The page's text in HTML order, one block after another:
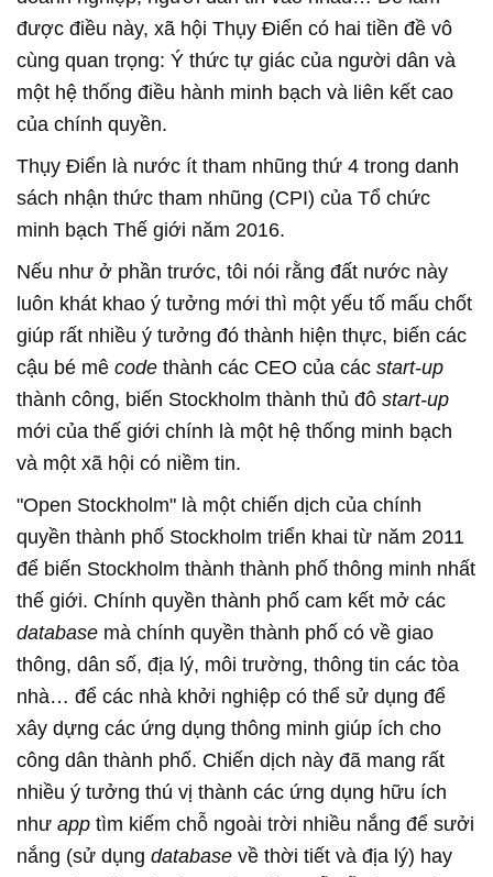
được điều này, xã hội Thụy Điển có hai tiền đề vô
cùng quan trọng: Ý thức tự giác của người dân và
một hệ thống điều hành minh bạch và liên kết cao
của chính quyền.
Thụy Điển là nước ít tham nhũng thứ 4 trong danh
sách nhận thức tham nhũng (CPI) của Tổ chức
minh bạch Thế giới năm 2016.
Nếu như ở phần trước, tôi nói rằng đất nước này
luôn khát khao ý tưởng mới thì một yếu tố mấu chốt
giúp rất nhiều ý tưởng đó thành hiện thực, biến các
cậu bé mê code thành các CEO của các start-up
thành công, biến Stockholm thành thủ đô start-up
mới của thế giới chính là một hệ thống minh bạch
và một xã hội có niềm tin.
"Open Stockholm" là một chiến dịch của chính
quyền thành phố Stockholm triển khai từ năm 2011
để biến Stockholm thành thành phố thông minh nhất
thế giới. Chính quyền thành phố cam kết mở các
database mà chính quyền thành phố có về giao
thông, dân số, địa lý, môi trường, thông tin các tòa
nhà… để các nhà khởi nghiệp có thể sử dụng để
xây dựng các ứng dụng thông minh giúp ích cho
công dân thành phố. Chiến dịch này đã mang rất
nhiều ý tưởng thú vị thành các ứng dụng hữu ích
như app tìm kiếm chỗ ngoài trời nhiều nắng để sưởi
nắng (sử dụng database về thời tiết và địa lý) hay